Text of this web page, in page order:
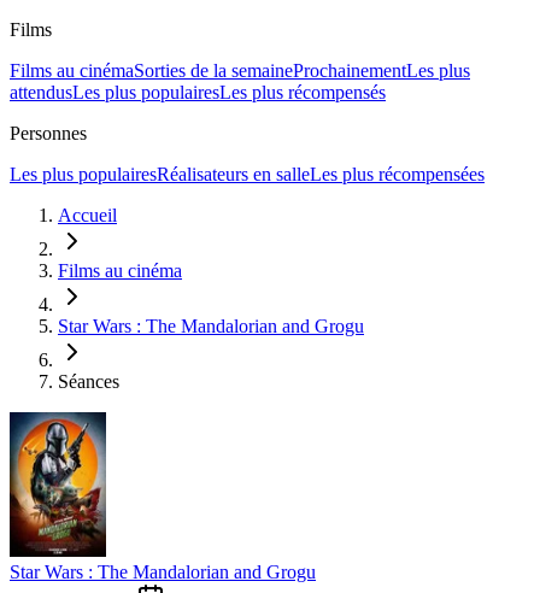
Films
Films au cinémaSorties de la semaineProchainementLes plus
attendusLes plus populairesLes plus récompensés
Personnes
Les plus populairesRéalisateurs en salleLes plus récompensées
Accueil
Films au cinéma
Star Wars : The Mandalorian and Grogu
Séances
Star Wars : The Mandalorian and Grogu